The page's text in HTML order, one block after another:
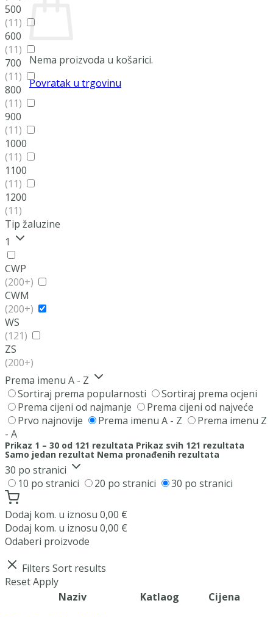
Nema proizvoda u košarici.
Povratak u trgovinu
500
(11)
600
(11)
700
(11)
800
(11)
900
(11)
1000
(11)
1100
(11)
1200
(11)
Tip žaluzine
1
CWP
(200+)
CWM
(200+)
WS
(121)
ZS
(200+)
Prema imenu A - Z
Sortiraj prema popularnosti
Sortiraj prema ocjeni
Prema cijeni od najmanje
Prema cijeni od najveće
Prvo najnovije
Prema imenu A - Z
Prema imenu Z
- A
Prikaz 1 – 30 od 121 rezultata Prikaz svih 121 rezultata
Samo jedan rezultat Nema pronađenih rezultata
30 po stranici
10 po stranici
20 po stranici 30 po stranici
Dodaj kom. u iznosu 0,00 €
Dodaj kom. u iznosu 0,00 €
Odaberi proizvode
Filters Sort results
ResetApply
Naziv
Katlaog Cijena